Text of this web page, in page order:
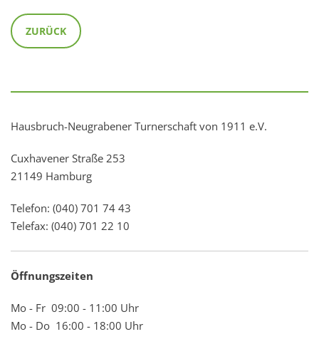
ZURÜCK
Hausbruch-Neugrabener Turnerschaft von 1911 e.V.
Cuxhavener Straße 253
21149 Hamburg
Telefon: (040) 701 74 43
Telefax: (040) 701 22 10
Öffnungszeiten
Mo - Fr 09:00 - 11:00 Uhr
Mo - Do 16:00 - 18:00 Uhr